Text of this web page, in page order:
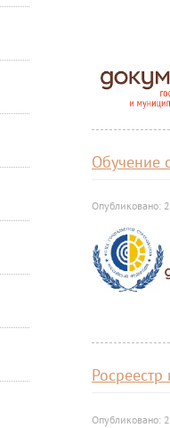
Обучение
Опубликовано:
Опубликовано: